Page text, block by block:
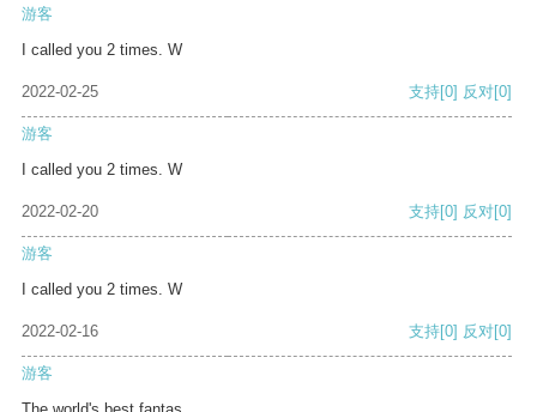
游客
I called you 2 times. W
2022-02-25 支持[0] 反对[0]
游客
I called you 2 times. W
2022-02-20 支持[0] 反对[0]
游客
I called you 2 times. W
2022-02-16 支持[0] 反对[0]
游客